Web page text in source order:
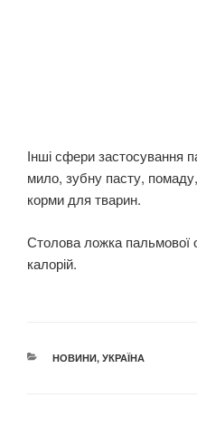
Інші сфери застосування
мило, зубну пасту,
корми для тварин.
Столова ложка пальмової
калорій.
КАТЕГОРІЇ
НОВИНИ, УКРАЇНА